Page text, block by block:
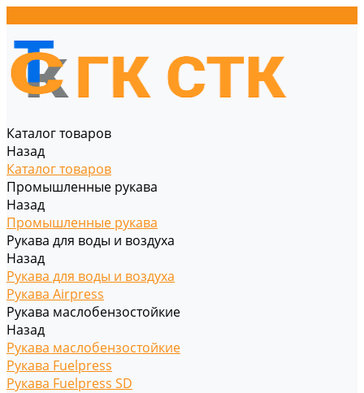
Каталог товаров
Назад
Каталог товаров
Промышленные рукава
Назад
Промышленные рукава
Рукава для воды и воздуха
Назад
Рукава для воды и воздуха
Рукава Airpress
Рукава маслобензостойкие
Назад
Рукава маслобензостойкие
Рукава Fuelpress
Рукава Fuelpress SD